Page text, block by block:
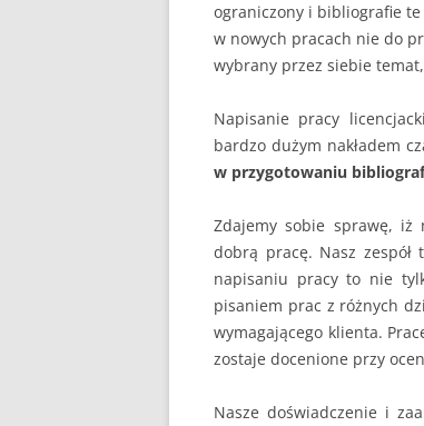
ograniczony i bibliografie
w nowych pracach nie do
wybrany przez siebie
Napisanie pracy
bardzo dużym nakładem
w przygotowaniu
Zdajemy sobie sprawę, iż
dobrą pracę. Nasz
napisaniu pracy to nie
pisaniem prac z różnych
wymagającego klienta.
zostaje docenione przy
Nasze doświadczenie i